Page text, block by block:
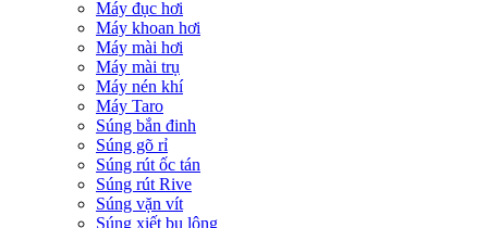
Máy đục hơi
Máy khoan hơi
Máy mài hơi
Máy mài trụ
Máy nén khí
Máy Taro
Súng bắn đinh
Súng gõ rỉ
Súng rút ốc tán
Súng rút Rive
Súng vặn vít
Súng xiết bu lông